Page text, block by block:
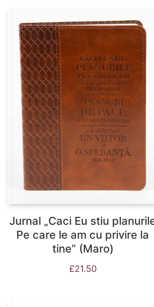
Jurnal „Caci Eu stiu
Pe care le am cu privire la
tine” (Maro)
£21.50